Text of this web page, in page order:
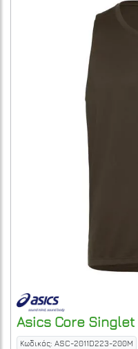
Asics Core Singlet
Κωδικός: ASC-2011D223-200M